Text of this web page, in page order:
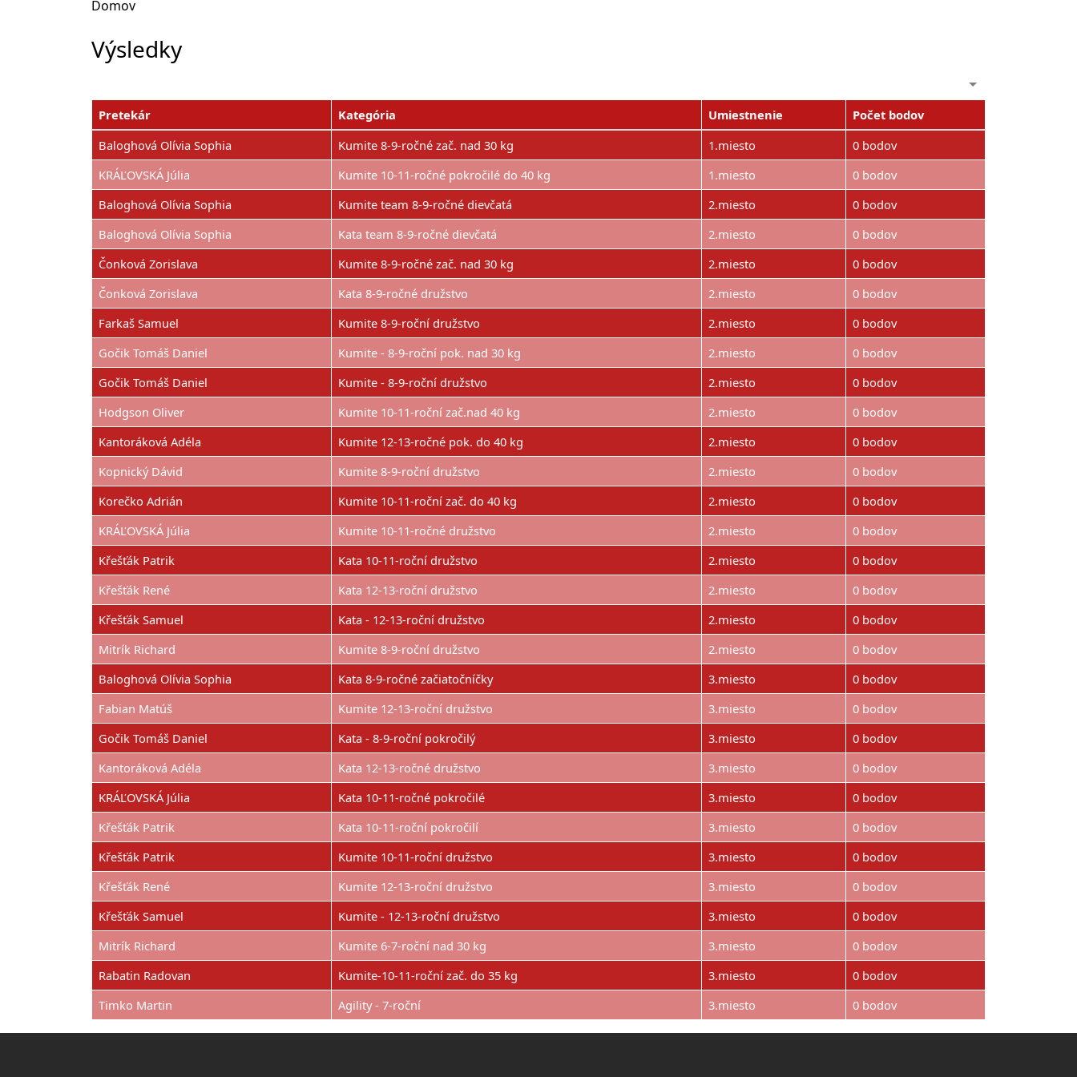
Domov
Výsledky
Pretekár Kategória Umiestnenie
Počet bodov
Baloghová Olívia Sophia
Kumite 8-9-ročné zač. nad 30 kg 1.miesto
0 bodov
KRÁĽOVSKÁ Júlia
Kumite 10-11-ročné pokročilé do 40 kg 1.miesto
0 bodov
Baloghová Olívia Sophia
Kumite team 8-9-ročné dievčatá 2.miesto
0 bodov
Baloghová Olívia Sophia
Kata team 8-9-ročné dievčatá 2.miesto
0 bodov
Čonková Zorislava
Kumite 8-9-ročné zač. nad 30 kg 2.miesto
0 bodov
Čonková Zorislava
Kata 8-9-ročné družstvo 2.miesto
0 bodov
Farkaš Samuel
Kumite 8-9-roční družstvo 2.miesto
0 bodov
Gočik Tomáš Daniel
Kumite - 8-9-roční pok. nad 30 kg 2.miesto
0 bodov
Gočik Tomáš Daniel
Kumite - 8-9-roční družstvo 2.miesto
0 bodov
Hodgson Oliver
Kumite 10-11-roční zač.nad 40 kg 2.miesto
0 bodov
Kantoráková Adéla
Kumite 12-13-ročné pok. do 40 kg 2.miesto
0 bodov
Kopnický Dávid
Kumite 8-9-roční družstvo 2.miesto
0 bodov
Korečko Adrián
Kumite 10-11-roční zač. do 40 kg 2.miesto
0 bodov
KRÁĽOVSKÁ Júlia
Kumite 10-11-ročné družstvo 2.miesto
0 bodov
Křešťák Patrik
Kata 10-11-roční družstvo 2.miesto
0 bodov
Křešťák René
Kata 12-13-roční družstvo 2.miesto
0 bodov
Křešťák Samuel
Kata - 12-13-roční družstvo 2.miesto
0 bodov
Mitrík Richard
Kumite 8-9-roční družstvo 2.miesto
0 bodov
Baloghová Olívia Sophia
Kata 8-9-ročné začiatočníčky 3.miesto
0 bodov
Fabian Matúš
Kumite 12-13-roční družstvo 3.miesto
0 bodov
Gočik Tomáš Daniel
Kata - 8-9-roční pokročilý 3.miesto
0 bodov
Kantoráková Adéla
Kata 12-13-ročné družstvo 3.miesto
0 bodov
KRÁĽOVSKÁ Júlia
Kata 10-11-ročné pokročilé 3.miesto
0 bodov
Křešťák Patrik
Kata 10-11-roční pokročilí 3.miesto
0 bodov
Křešťák Patrik
Kumite 10-11-roční družstvo 3.miesto
0 bodov
Křešťák René
Kumite 12-13-roční družstvo 3.miesto
0 bodov
Křešťák Samuel
Kumite - 12-13-roční družstvo 3.miesto
0 bodov
Mitrík Richard
Kumite 6-7-roční nad 30 kg 3.miesto
0 bodov
Rabatin Radovan
Kumite-10-11-roční zač. do 35 kg 3.miesto
0 bodov
Timko Martin
Agility - 7-roční 3.miesto 0 bodov